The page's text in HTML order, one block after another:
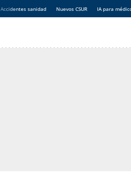
Accidentes sanidad Nuevos CSUR IA para